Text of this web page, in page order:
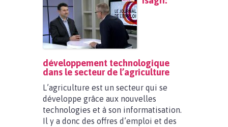
développement technologique
dans le secteur de l’agriculture
L’agriculture est un secteur qui se
développe grâce aux nouvelles
technologies et à son informatisation.
Il y a donc des offres d’emploi et des